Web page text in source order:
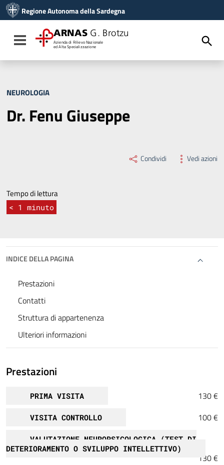
Vai al menu di navigazione
Vai al footer
Regione Autonoma della Sardegna
Toggle navigation
ARNAS G. Brotzu
Azienda di Rilievo Nazionale
ed Alta Specializzazione
NEUROLOGIA
Dr. Fenu Giuseppe
Condividi Vedi azioni
Tempo di lettura
< 1 minuto
INDICE DELLA PAGINA
Prestazioni
Contatti
Struttura di appartenenza
Ulteriori informazioni
Prestazioni
PRIMA VISITA 130 €
VISITA CONTROLLO 100 €
VALUTAZIONE NEUROPSICOLOGICA (TEST DI
DETERIORAMENTO O SVILUPPO INTELLETTIVO)
130 €